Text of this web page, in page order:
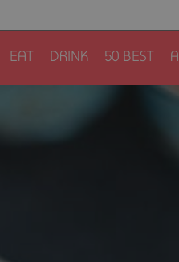
EAT DRINK 50 BEST